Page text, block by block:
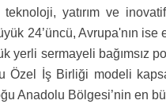
teknoloji, yatırım ve
24’üncü, Avrupa'nın ise
yerli sermayeli bağımsız
Özel İş Birliği modeli
Anadolu Bölgesi’nin en